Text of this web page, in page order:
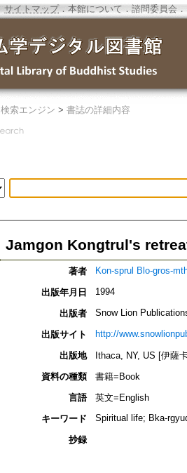
サイトマップ．本館について ． 諮問委員会 ．
検索エンジン > 書誌の詳細内容
Jamgon Kongtrul's
著者 Kon-sprul Blo-gros-
出版年月日 1994
出版者 Snow Lion
出版サイト http://
出版地
Ithaca, NY, US [伊薩
資料の種類
書籍=Book
言語
英文=English
キーワード
Spiritual life; Bka-
抄録